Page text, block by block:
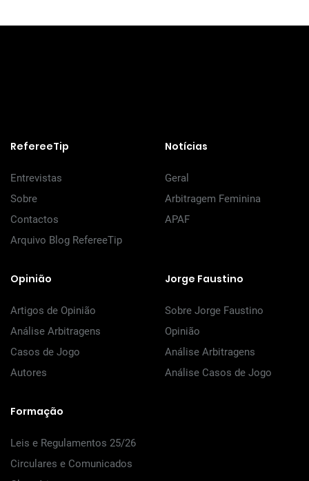
RefereeTip
Entrevistas
Sobre
Contactos
Arquivo Blog RefereeTip
Notícias
Geral
Arbitragem Feminina
APAF
Opinião
Artigos de Opinião
Análise Arbitragens
Casos de Jogo
Autores
Jorge Faustino
Sobre Jorge Faustino
Opinião
Análise Arbitragens
Análise Casos de Jogo
Formação
Leis e Regulamentos 25/26
Circulares e Comunicados